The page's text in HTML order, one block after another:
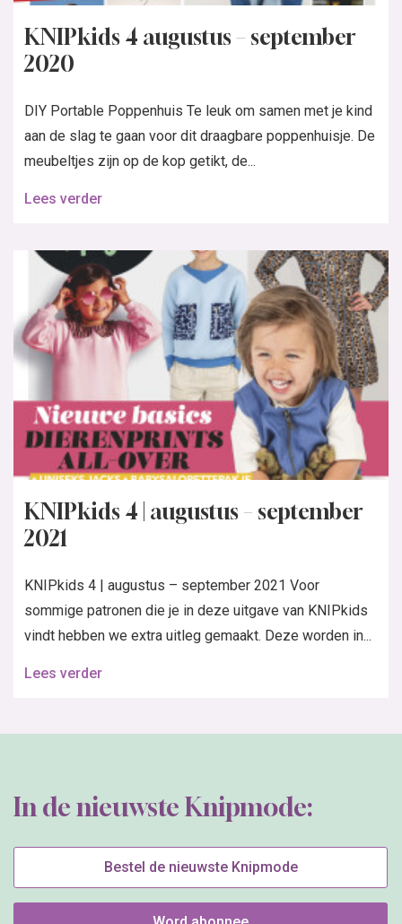
KNIPkids 4 augustus – september
2020
DIY Portable Poppenhuis Te leuk om samen met je kind
aan de slag te gaan voor dit draagbare poppenhuisje. De
meubeltjes zijn op de kop getikt, de...
Lees verder
KNIPkids 4 | augustus – september
2021
KNIPkids 4 | augustus – september 2021 Voor
sommige patronen die je in deze uitgave van KNIPkids
vindt hebben we extra uitleg gemaakt. Deze worden in...
Lees verder
In de nieuwste Knipmode:
Bestel de nieuwste Knipmode